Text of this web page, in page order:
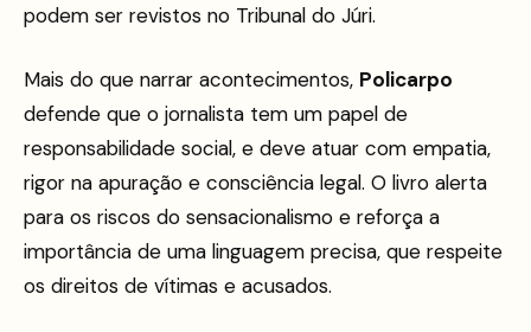
podem ser revistos no Tribunal do Júri.
Mais do que narrar acontecimentos, Policarpo
defende que o jornalista tem um papel de
responsabilidade social, e deve atuar com empatia,
rigor na apuração e consciência legal. O livro alerta
para os riscos do sensacionalismo e reforça a
importância de uma linguagem precisa, que respeite
os direitos de vítimas e acusados.